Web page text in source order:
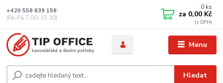
Menu
Hledat
+420 558 639 156
(Po–Pá 7:00–15:30)
0 ks
za 0,00 Kč